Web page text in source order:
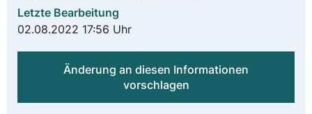
Letzte Bearbeitung
02.08.2022 17:56 Uhr
Änderung an diesen Informationen
vorschlagen